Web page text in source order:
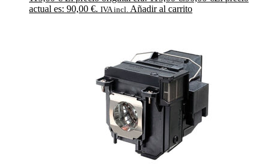
actual es: 90,00 €. IVA incl. Añadir al carrito